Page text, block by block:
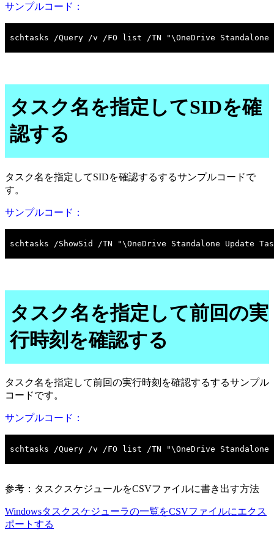
サンプルコード：
タスク名を指定してSIDを確
認する
タスク名を指定してSIDを確認するするサンプルコードで
す。
サンプルコード：
タスク名を指定して前回の実
行時刻を確認する
タスク名を指定して前回の実行時刻を確認するするサンプル
コードです。
サンプルコード：
参考：タスクスケジュールをCSVファイルに書き出す方法
Windowsタスクスケジューラの一覧をCSVファイルにエクス
ポートする